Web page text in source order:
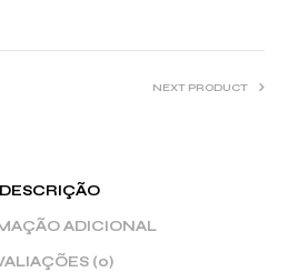
NEXT PRODUCT
DESCRIÇÃO
ADICIONAL
(0)